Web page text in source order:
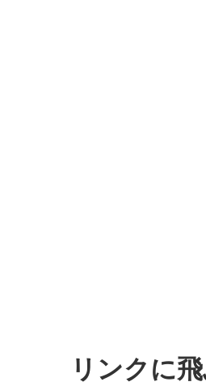
リンクに